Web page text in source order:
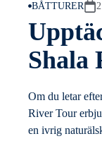
BÅTTURER
Shala
Om du letar
River Tour
en ivrig